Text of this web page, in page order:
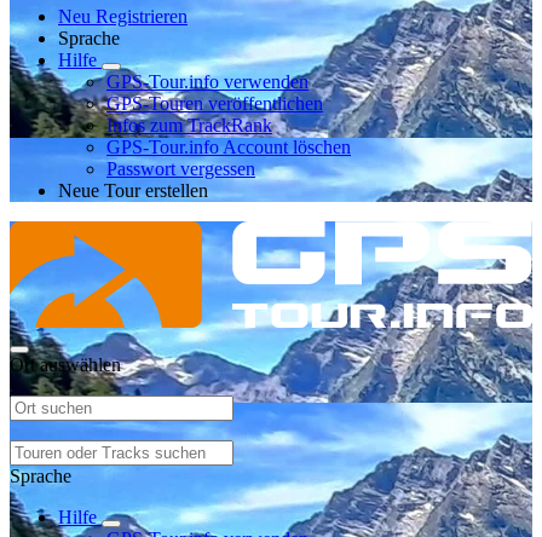
Neu Registrieren
Sprache
Hilfe
GPS-Tour.info verwenden
GPS-Touren veröffentlichen
Infos zum TrackRank
GPS-Tour.info Account löschen
Passwort vergessen
Neue Tour erstellen
Ort auswählen
Sprache
Hilfe